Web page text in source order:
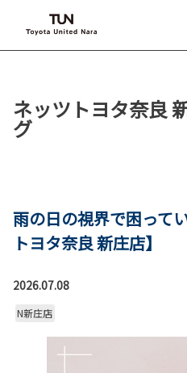
ネッツトヨタ奈良
グ
雨の日の視界で困って
トヨタ奈良 新庄店】
2026.07.08
N新庄店